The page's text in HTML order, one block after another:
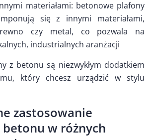
materiałami: betonowe plafony
się z innymi materiałami,
czy metal, co pozwala na
industrialnych aranżacji
z betonu są niezwykłym dodatkiem
który chcesz urządzić w stylu
zastosowanie
w różnych